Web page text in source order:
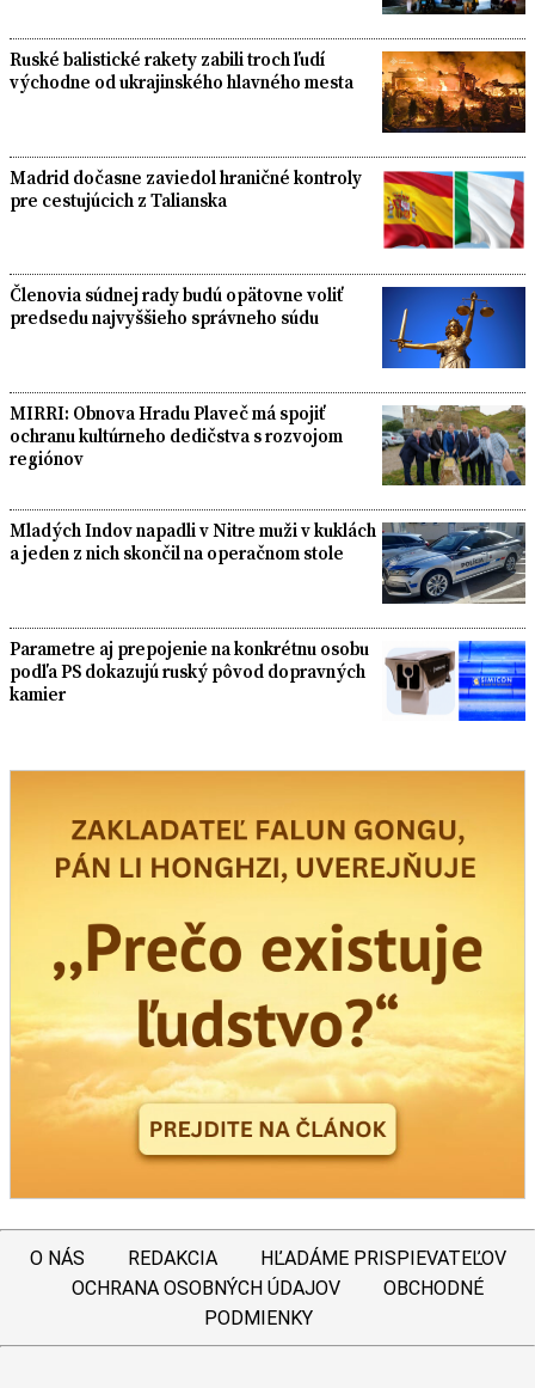
Ruské balistické rakety zabili troch ľudí
východne od ukrajinského hlavného mesta
Madrid dočasne zaviedol hraničné kontroly
pre cestujúcich z Talianska
Členovia súdnej rady budú opätovne voliť
predsedu najvyššieho správneho súdu
MIRRI: Obnova Hradu Plaveč má spojiť
ochranu kultúrneho dedičstva s rozvojom
regiónov
Mladých Indov napadli v Nitre muži v kuklách
a jeden z nich skončil na operačnom stole
Parametre aj prepojenie na konkrétnu osobu
podľa PS dokazujú ruský pôvod dopravných
kamier
O NÁS REDAKCIA
HĽADÁME PRISPIEVATEĽOV
OCHRANA OSOBNÝCH ÚDAJOV
OBCHODNÉ
PODMIENKY